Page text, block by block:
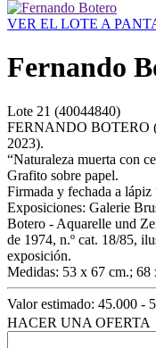
VER EL LOTE A
Fernando
Lote 21 (40044840)
FERNANDO BOTERO
2023).
“Naturaleza muerta con
Grafito sobre papel.
Firmada y fechada a
Exposiciones: Galerie
Botero - Aquarelle und
de 1974, n.º cat. 18/85,
exposición.
Medidas: 53 x 67 cm.; 68
Valor estimado: 45.000 -
HACER UNA OFERTA